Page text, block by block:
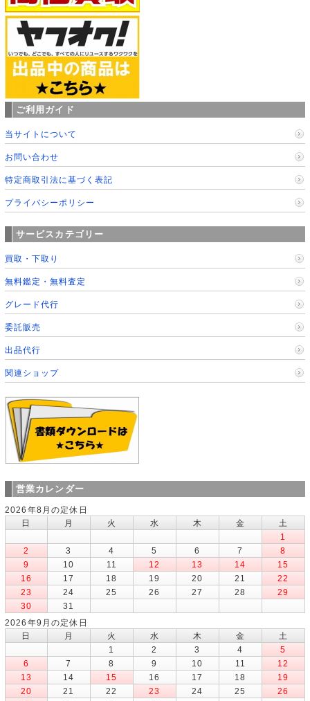
ご利用ガイド
当サイトについて
お問い合わせ
特定商取引法に基づく表記
プライバシーポリシー
サービスカテゴリー
買取・下取り
無料鑑定・無料査定
グレード代行
委託販売
出品代行
関連ショップ
営業カレンダー
2026年8月の定休日
日
月 火 水 木 金
土
1
2
3 4 5 6 7
8
9
10 11 12 13 14
15
16
17 18 19 20 21
22
23
24 25 26 27 28
29
30
31
2026年9月の定休日
日
月 火 水 木 金
土
1
2 3 4
5
6
7 8 9 10 11
12
13
14 15 16 17 18
19
20
21 22 23 24 25
26